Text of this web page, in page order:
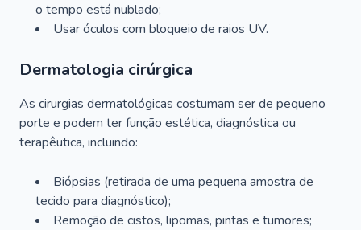
o tempo está nublado;
Usar óculos com bloqueio de raios UV.
Dermatologia cirúrgica
As cirurgias dermatológicas costumam ser de pequeno
porte e podem ter função estética, diagnóstica ou
terapêutica, incluindo:
Biópsias (retirada de uma pequena amostra de
tecido para diagnóstico);
Remoção de cistos, lipomas, pintas e tumores;